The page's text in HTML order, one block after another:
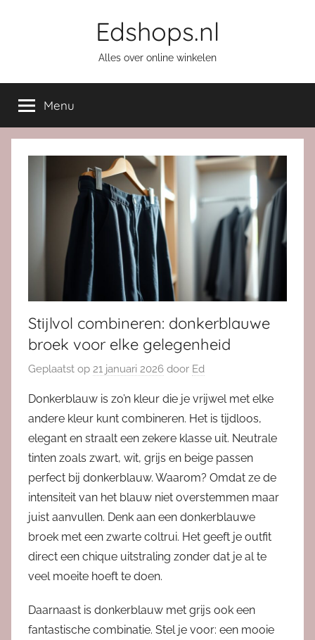
Edshops.nl
Alles over online winkelen
Menu
Stijlvol combineren: donkerblauwe
broek voor elke gelegenheid
Geplaatst op 21 januari 2026 door Ed
Donkerblauw is zo’n kleur die je vrijwel met elke
andere kleur kunt combineren. Het is tijdloos,
elegant en straalt een zekere klasse uit. Neutrale
tinten zoals zwart, wit, grijs en beige passen
perfect bij donkerblauw. Waarom? Omdat ze de
intensiteit van het blauw niet overstemmen maar
juist aanvullen. Denk aan een donkerblauwe
broek met een zwarte coltrui. Het geeft je outfit
direct een chique uitstraling zonder dat je al te
veel moeite hoeft te doen.
Daarnaast is donkerblauw met grijs ook een
fantastische combinatie. Stel je voor: een mooie